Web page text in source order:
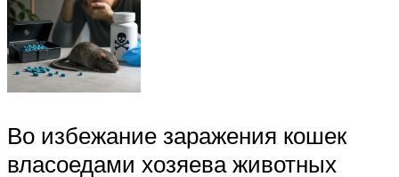
Во избежание заражения кошек
власоедами хозяева животных